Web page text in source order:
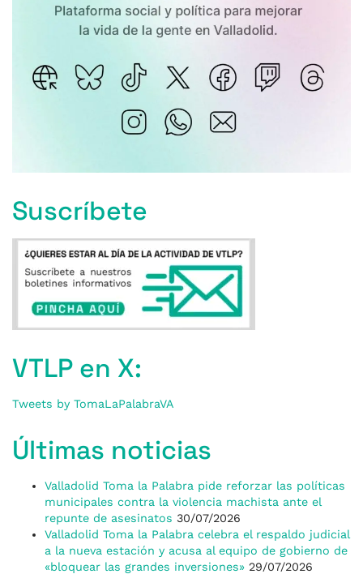
Suscríbete
VTLP en X:
Tweets by TomaLaPalabraVA
Últimas noticias
Valladolid Toma la Palabra pide reforzar las políticas
municipales contra la violencia machista ante el
repunte de asesinatos 30/07/2026
Valladolid Toma la Palabra celebra el respaldo judicial
a la nueva estación y acusa al equipo de gobierno de
«bloquear las grandes inversiones» 29/07/2026